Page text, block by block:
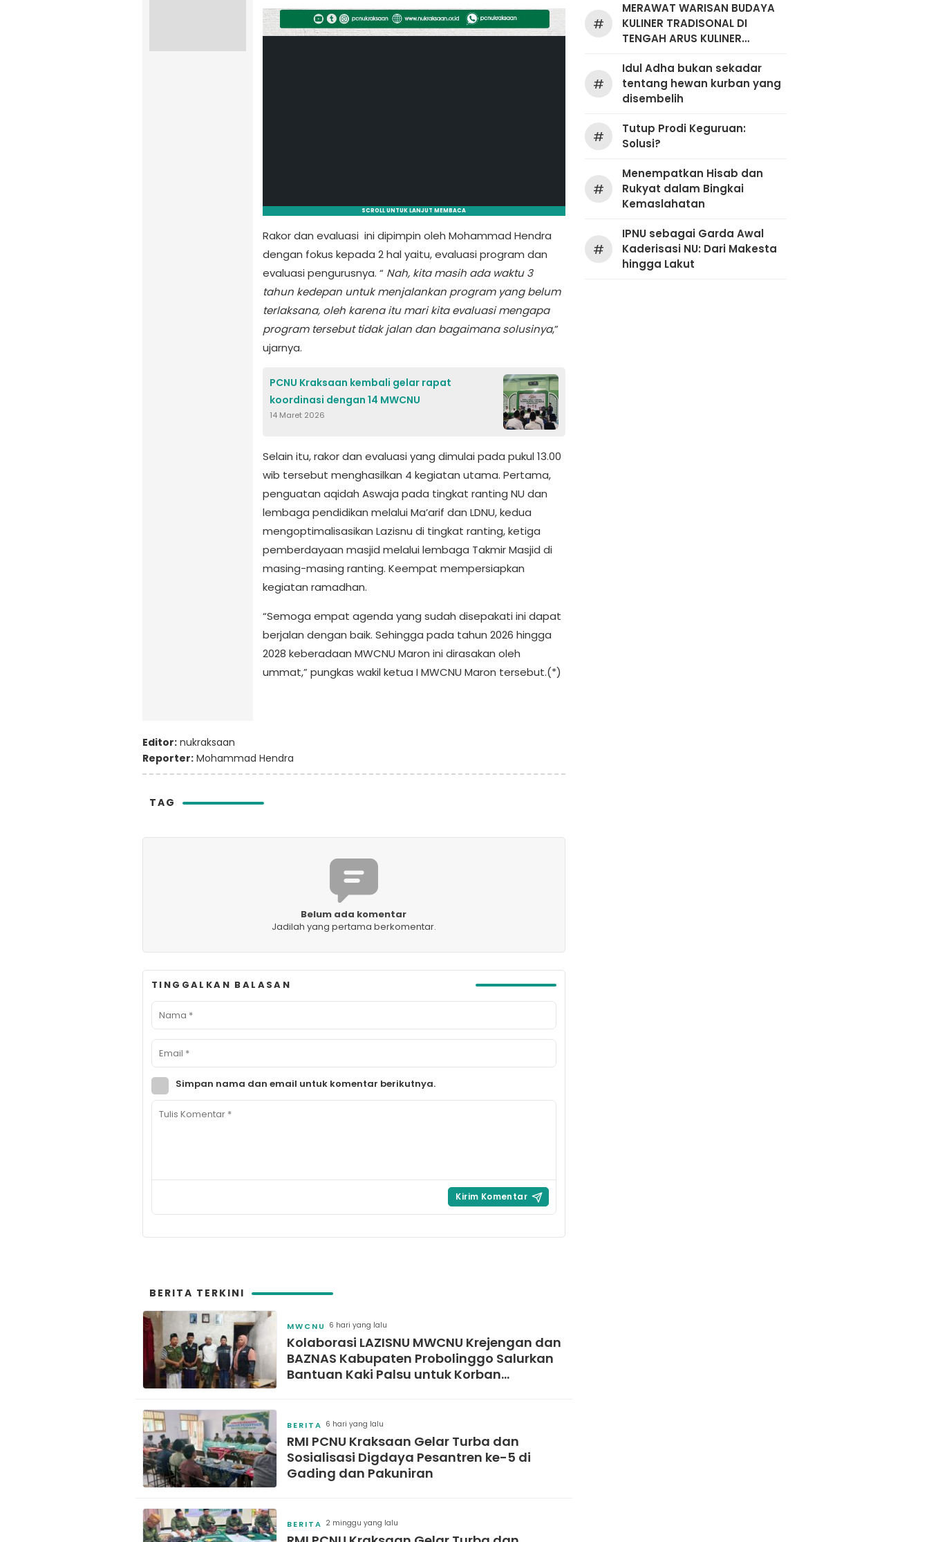
SCROLL UNTUK LANJUT MEMBACA
Rakor dan evaluasi ini dipimpin oleh Mohammad Hendra
dengan fokus kepada 2 hal yaitu, evaluasi program dan
evaluasi pengurusnya. “ Nah, kita masih ada waktu 3
tahun kedepan untuk menjalankan program yang belum
terlaksana, oleh karena itu mari kita evaluasi mengapa
program tersebut tidak jalan dan bagaimana solusinya,”
ujarnya.
PCNU Kraksaan kembali gelar rapat
koordinasi dengan 14 MWCNU
14 Maret 2026
Selain itu, rakor dan evaluasi yang dimulai pada pukul 13.00
wib tersebut menghasilkan 4 kegiatan utama. Pertama,
penguatan aqidah Aswaja pada tingkat ranting NU dan
lembaga pendidikan melalui Ma’arif dan LDNU, kedua
mengoptimalisasikan Lazisnu di tingkat ranting, ketiga
pemberdayaan masjid melalui lembaga Takmir Masjid di
masing-masing ranting. Keempat mempersiapkan
kegiatan ramadhan.
“Semoga empat agenda yang sudah disepakati ini dapat
berjalan dengan baik. Sehingga pada tahun 2026 hingga
2028 keberadaan MWCNU Maron ini dirasakan oleh
ummat,” pungkas wakil ketua I MWCNU Maron tersebut.(*)
Editor: nukraksaan
Reporter: Mohammad Hendra
TAG
Belum ada komentar
Jadilah yang pertama berkomentar.
TINGGALKAN BALASAN
Simpan nama dan email untuk komentar berikutnya.
BERITA TERKINI
MWCNU 6 hari yang lalu
Kolaborasi LAZISNU MWCNU Krejengan dan
BAZNAS Kabupaten Probolinggo Salurkan
Bantuan Kaki Palsu untuk Korban
BERITA 6 hari yang lalu
RMI PCNU Kraksaan Gelar Turba dan
Sosialisasi Digdaya Pesantren ke-5 di
Gading dan Pakuniran
BERITA 2 minggu yang lalu
#
MERAWAT WARISAN BUDAYA
KULINER TRADISONAL DI
TENGAH ARUS KULINER
#
Idul Adha bukan sekadar
tentang hewan kurban yang
disembelih
#
Tutup Prodi Keguruan:
Solusi?
#
Menempatkan Hisab dan
Rukyat dalam Bingkai
Kemaslahatan
#
IPNU sebagai Garda Awal
Kaderisasi NU: Dari Makesta
hingga Lakut